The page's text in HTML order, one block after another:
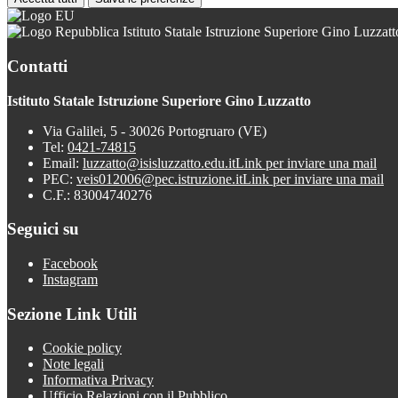
Istituto Statale Istruzione Superiore Gino
Contatti
Istituto Statale Istruzione Superiore Gino Luzzatto
Via Galilei, 5 - 30026 Portogruaro (VE)
Tel: 0421-74815
Email: luzzatto@isisluzzatto.edu.itLink per inviare una mail
PEC: veis012006@pec.istruzione.itLink per inviare una mail
C.F.: 83004740276
Seguici su
Facebook
Instagram
Sezione Link Utili
Cookie policy
Note legali
Informativa Privacy